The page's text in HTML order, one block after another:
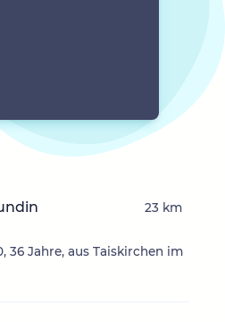
36 Jahre, aus Taiskirchen im
23 km